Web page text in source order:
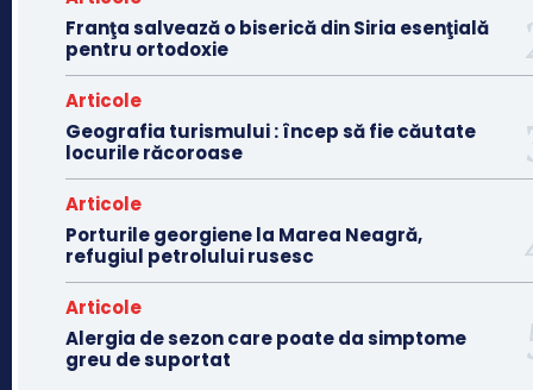
Franţa salvează o biserică din Siria esenţială
pentru ortodoxie
Articole
Geografia turismului : încep să fie căutate
locurile răcoroase
Articole
Porturile georgiene la Marea Neagră,
refugiul petrolului rusesc
Articole
Alergia de sezon care poate da simptome
greu de suportat